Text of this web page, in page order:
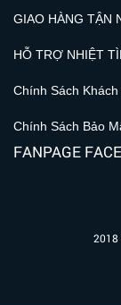
GIAO HÀNG TẬN
HỖ TRỢ NHIỆT
Chính Sách Khách
Chính Sách Bảo
FANPAGE
2018